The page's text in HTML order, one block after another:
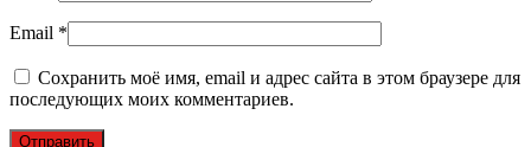
Email *
Сохранить моё имя, email и адрес сайта в этом браузере для
последующих моих комментариев.